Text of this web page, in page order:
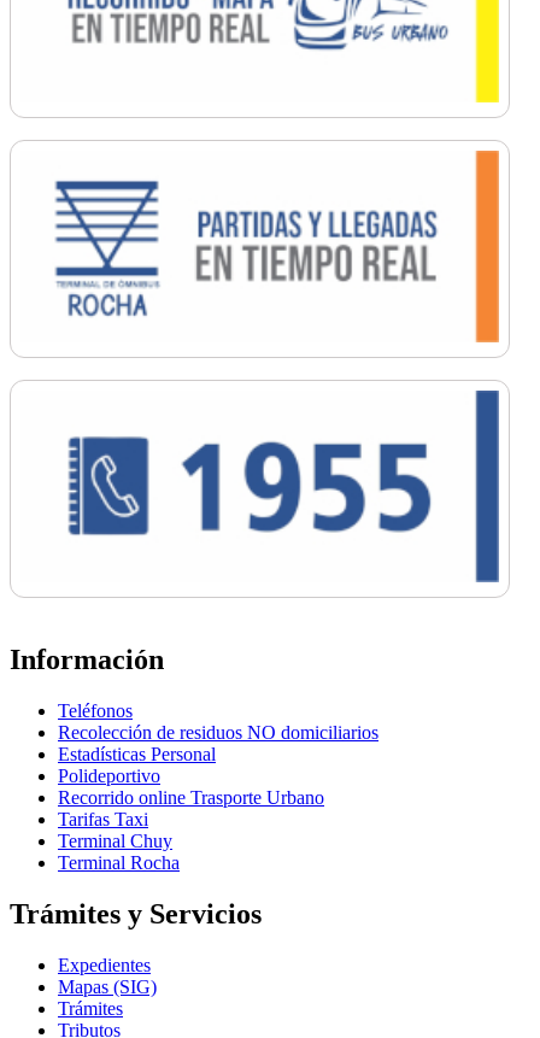
Información
Teléfonos
Recolección de residuos NO domiciliarios
Estadísticas Personal
Polideportivo
Recorrido online Trasporte Urbano
Tarifas Taxi
Terminal Chuy
Terminal Rocha
Trámites y Servicios
Expedientes
Mapas (SIG)
Trámites
Tributos